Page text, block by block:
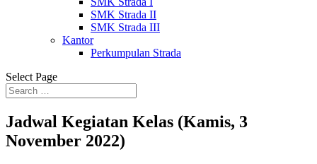
SMK Strada II
SMK Strada III
Kantor
Perkumpulan Strada
Select Page
Jadwal Kegiatan Kelas (Kamis, 3
November 2022)